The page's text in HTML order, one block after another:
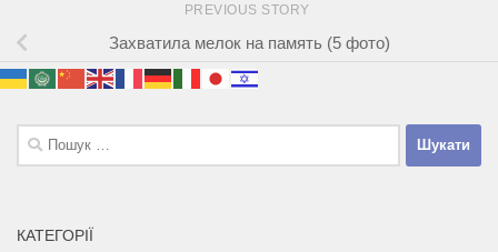
PREVIOUS STORY
Захватила мелок на память (5 фото)
Пошук:
КАТЕГОРІЇ